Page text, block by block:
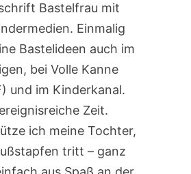
Bastelfrau mit
Einmalig
Bastelideen auch im
bei Volle Kanne
und im Kinderkanal.
Zeit.
ich meine Tochter,
tritt – ganz